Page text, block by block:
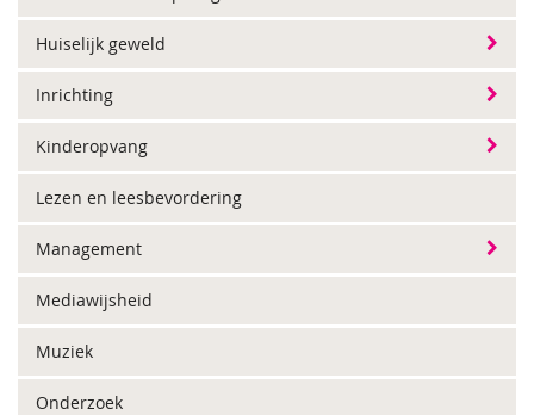
Huiselijk geweld
Inrichting
Kinderopvang
Lezen en leesbevordering
Management
Mediawijsheid
Muziek
Onderzoek